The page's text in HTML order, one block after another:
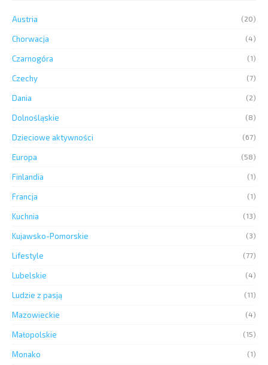
Austria (20)
Chorwacja (4)
Czarnogóra (1)
Czechy (7)
Dania (2)
Dolnośląskie (8)
Dzieciowe aktywności (67)
Europa (58)
Finlandia (1)
Francja (1)
Kuchnia (13)
Kujawsko-Pomorskie (3)
Lifestyle (77)
Lubelskie (4)
Ludzie z pasją (11)
Mazowieckie (4)
Małopolskie (15)
Monako (1)